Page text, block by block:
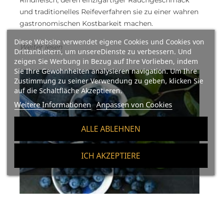
Diese Website verwendet eigene Cookies und Cookies von
Drittanbietern, um unsereDienste zu verbessern. Und
zeigen Sie Werbung in Bezug auf Ihre Vorlieben, indem
Sie Ihre Gewohnheiten analysieren navigation. Um Ihre
Zustimmung zu seiner Verwendung zu geben, klicken Sie
auf die Schaltfläche Akzeptieren.
Weitere Informationen Anpassen von Cookies
ALLE ABLEHNEN
ICH AKZEPTIERE
und traditionelles Reifeverfahren sie zu einer wahren
gastronomischen Kostbarkeit machen.
Weiter lesen